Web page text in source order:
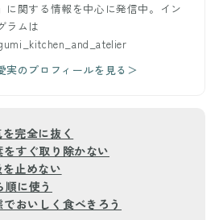
に関する情報を中心に発信中。イン
ラムは
実のプロフィールを見る＞
を完全に抜く
をすぐ取り除かない
を止めない
順に使う
おいしく食べきろう